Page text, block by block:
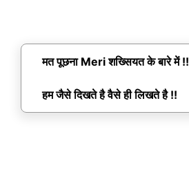
मत पूछना Meri शख्सियत के बारे में !!
हम जैसे दिखते है वैसे ही लिखते है !!